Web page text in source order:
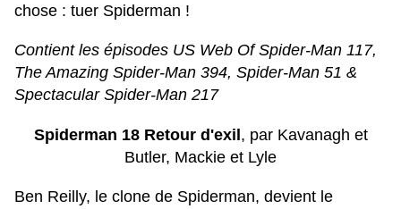
chose : tuer Spiderman !
Contient les épisodes US Web Of Spider-Man 117,
The Amazing Spider-Man 394, Spider-Man 51 &
Spectacular Spider-Man 217
Spiderman 18 Retour d'exil , par Kavanagh et
Butler, Mackie et Lyle
Ben Reilly, le clone de Spiderman, devient le